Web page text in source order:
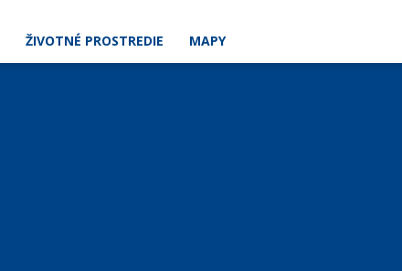
ŽIVOTNÉ PROSTREDIE MAPY